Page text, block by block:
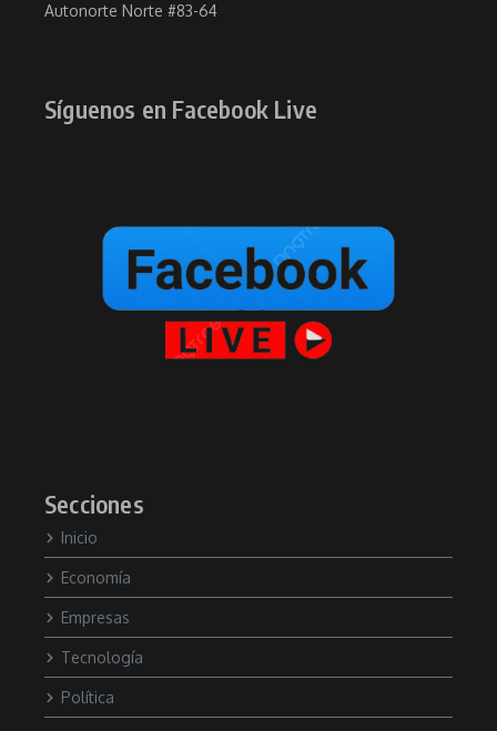
Autonorte Norte #83-64
Síguenos en Facebook Live
Secciones
Inicio
Economía
Empresas
Tecnología
Política